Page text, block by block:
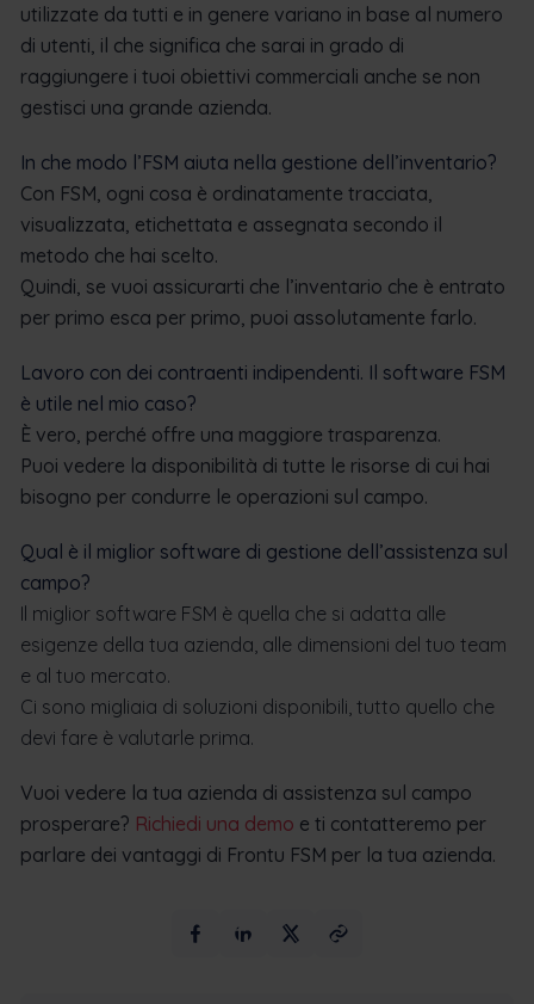
utilizzate da tutti e in genere variano in base al numero
di utenti, il che significa che sarai in grado di
raggiungere i tuoi obiettivi commerciali anche se non
gestisci una grande azienda.
In che modo l’FSM aiuta nella gestione dell’inventario?
Con FSM, ogni cosa è ordinatamente tracciata,
visualizzata, etichettata e assegnata secondo il
metodo che hai scelto.
Quindi, se vuoi assicurarti che l’inventario che è entrato
per primo esca per primo, puoi assolutamente farlo.
Lavoro con dei contraenti indipendenti. Il software FSM
è utile nel mio caso?
È vero, perché offre una maggiore trasparenza.
Puoi vedere la disponibilità di tutte le risorse di cui hai
bisogno per condurre le operazioni sul campo.
Qual è il miglior software di gestione dell’assistenza sul
campo?
Il miglior software FSM è quella che si adatta alle
esigenze della tua azienda, alle dimensioni del tuo team
e al tuo mercato.
Ci sono migliaia di soluzioni disponibili, tutto quello che
devi fare è valutarle prima.
Vuoi vedere la tua azienda di assistenza sul campo
prosperare? Richiedi una demo e ti contatteremo per
parlare dei vantaggi di Frontu FSM per la tua azienda.